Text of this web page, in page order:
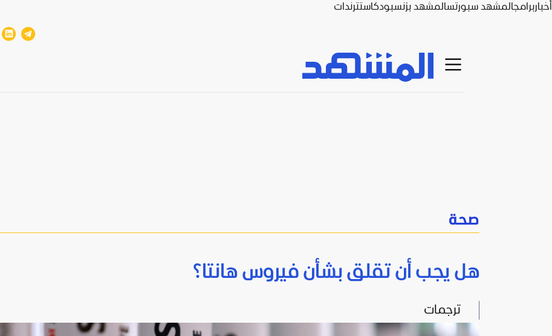
أخباربرامجالمشهد سبورتسالمشهد بزنسبودكاستترندات
صحة
هل يجب أن تقلق بشأن فيروس هانتا؟
ترجمات